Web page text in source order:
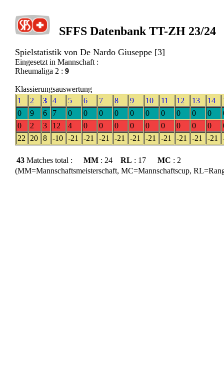
SFFS Datenbank TT-ZH 23/24
Spielstatistik von De Nardo Giuseppe [3]
Eingesetzt in Mannschaft :
Rheumaliga 2 : 9
Klassierungsauswertung
1
2 3 4 5 6 7 8 9 10 11 12 13 14
0
9 6 7 0 0 0 0 0 0 0 0 0 0
0
2 3 12 4 0 0 0 0 0 0 0 0 0
22
20 8 -10 -21 -21 -21 -21 -21 -21 -21 -21 -21 -21
43 Matches total : MM : 24 RL : 17 MC : 2
(MM=Mannschaftsmeisterschaft, MC=Mannschaftscup,